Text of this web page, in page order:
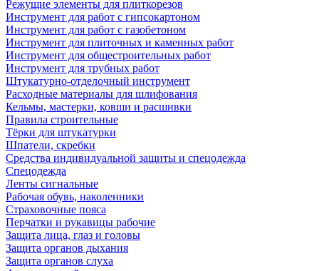
Режущие элементы для плиткорезов
Инструмент для работ с гипсокартоном
Инструмент для работ с газобетоном
Инструмент для плиточных и каменных работ
Инструмент для общестроительных работ
Инструмент для трубных работ
Штукатурно-отделочный инструмент
Расходные материалы для шлифования
Кельмы, мастерки, ковши и расшивки
Правила строительные
Тёрки для штукатурки
Шпатели, скребки
Средства индивидуальной защиты и спецодежда
Спецодежда
Ленты сигнальные
Рабочая обувь, наколенники
Страховочные пояса
Перчатки и рукавицы рабочие
Защита лица, глаз и головы
Защита органов дыхания
Защита органов слуха